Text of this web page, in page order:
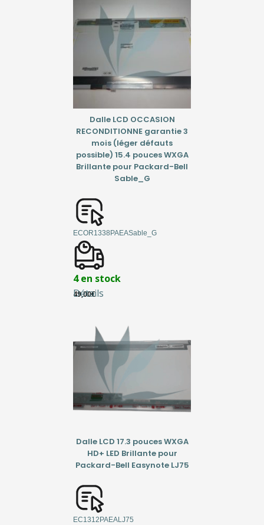
Détails
Dalle LCD OCCASION
RECONDITIONNE garantie 3
mois (léger défauts
possible) 15.4 pouces WXGA
Brillante pour Packard-Bell
Sable_G
ECOR1338PAEASable_G
4 en stock
49,00€
Dalle LCD 17.3 pouces WXGA
HD+ LED Brillante pour
Packard-Bell Easynote LJ75
EC1312PAEALJ75